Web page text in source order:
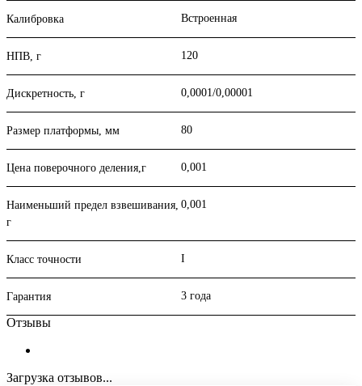
Калибровка Встроенная
НПВ, г 120
Дискретность, г 0,0001/0,00001
Размер платформы, мм 80
Цена поверочного деления,г 0,001
Наименьший предел взвешивания,
г
0,001
Класс точности I
Гарантия 3 года
Отзывы
Загрузка отзывов...